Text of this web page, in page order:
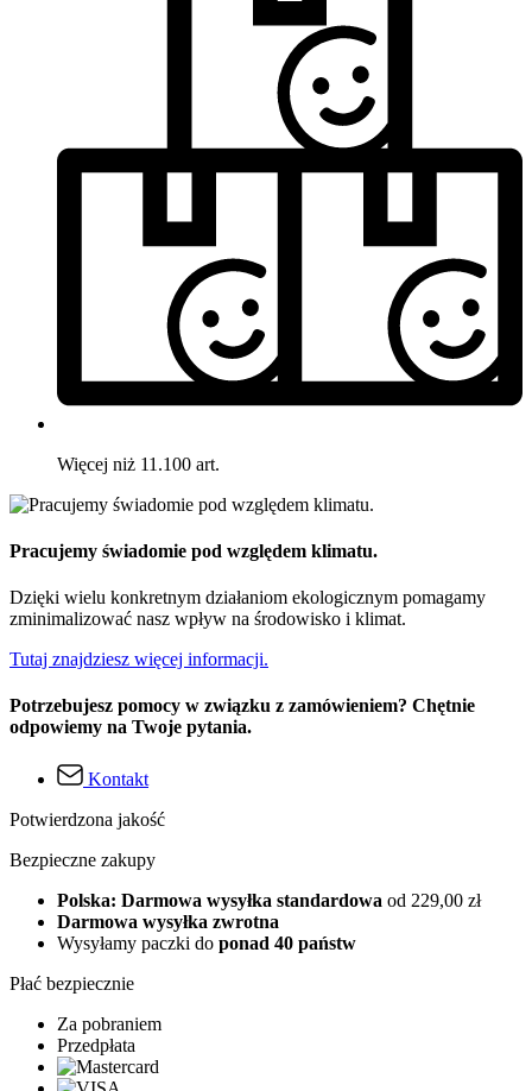
Więcej niż 11.100 art.
Pracujemy świadomie pod względem klimatu.
Dzięki wielu konkretnym działaniom ekologicznym pomagamy
zminimalizować nasz wpływ na środowisko i klimat.
Tutaj znajdziesz więcej informacji.
Potrzebujesz pomocy w związku z zamówieniem? Chętnie
odpowiemy na Twoje pytania.
Kontakt
Potwierdzona jakość
Bezpieczne zakupy
Polska: Darmowa wysyłka standardowa od 229,00 zł
Darmowa wysyłka zwrotna
Wysyłamy paczki do ponad 40 państw
Płać bezpiecznie
Za pobraniem
Przedpłata